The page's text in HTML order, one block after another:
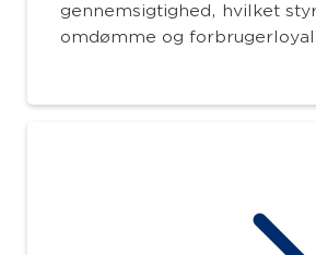
gennemsigtighed, hvilket
omdømme og